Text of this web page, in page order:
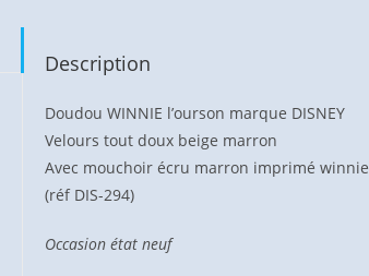
Description
Doudou WINNIE l’ourson marque DISNEY
Velours tout doux beige marron
Avec mouchoir écru marron imprimé winnie
(réf DIS-294)
Occasion état neuf